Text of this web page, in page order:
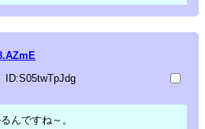
ID:S05twTpJdg
んですね～。